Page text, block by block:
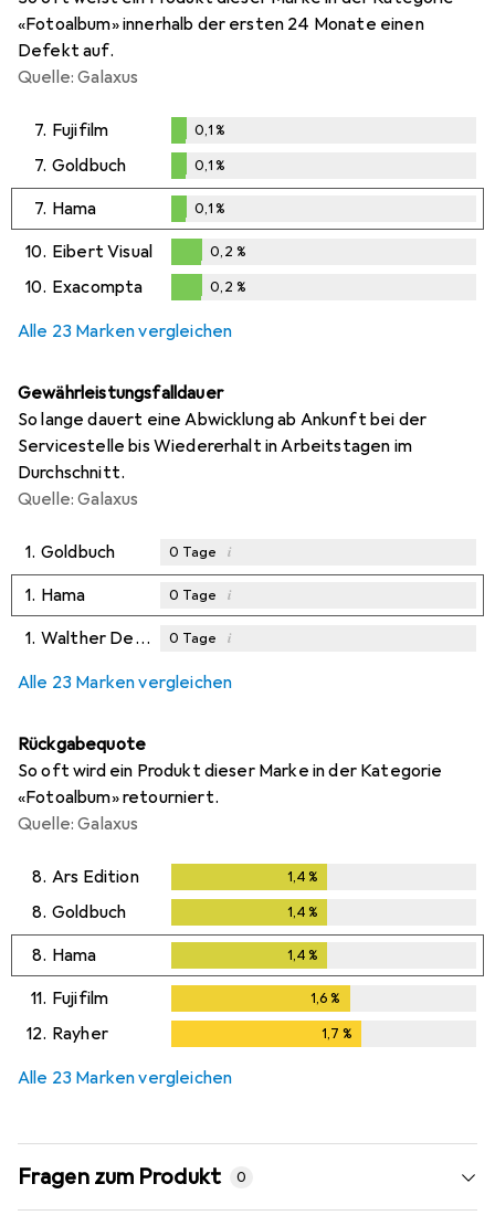
«Fotoalbum» innerhalb der ersten 24 Monate einen
Defekt auf.
Quelle: Galaxus
7. Fujifilm
%
0,1%
7. Goldbuch
0,1%
0,1%
7. Hama
0,1%
0,1%
10. Eibert Visual
0,2%
0,2 %
10. Exacompta 0,2 %
Alle 23 Marken vergleichen
Gewährleistungsfalldauer
So lange dauert eine Abwicklung ab Ankunft bei der
Servicestelle bis Wiedererhalt in Arbeitstagen im
Durchschnitt.
Quelle: Galaxus
1. Goldbuch 0 Tage i
1. Hama 0 Tage i
1. Walther Design 0 Tage i
Alle 23 Marken vergleichen
Rückgabequote
So oft wird ein Produkt dieser Marke in der Kategorie
«Fotoalbum» retourniert.
Quelle: Galaxus
8. Ars Edition 1,4%
8. Goldbuch 1,4%
8. Hama 1,4%
11. Fujifilm 1,6%
12. Rayher 1,7 %
Alle 23 Marken vergleichen
Fragen zum Produkt 0